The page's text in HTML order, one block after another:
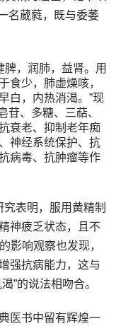
名葳蕤，既与委萎
脾，润肺，益肾。用
食少，肺虚燥咳，
白，内热消渴。”现
苷、多糖、三萜、
衰老、抑制老年痴
神经系统保护、抗
病毒、抗肿瘤等作
表明，服用黄精制
神疲乏状态，且不
影响观察也发现，
强抗病能力，这与
”的说法相吻合。
医书中留有辉煌一